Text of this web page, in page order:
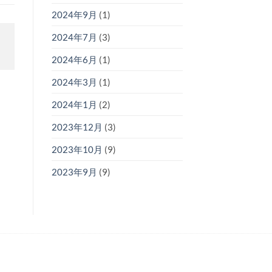
2024年9月 (1)
2024年7月 (3)
2024年6月 (1)
2024年3月 (1)
2024年1月 (2)
2023年12月 (3)
2023年10月 (9)
2023年9月 (9)